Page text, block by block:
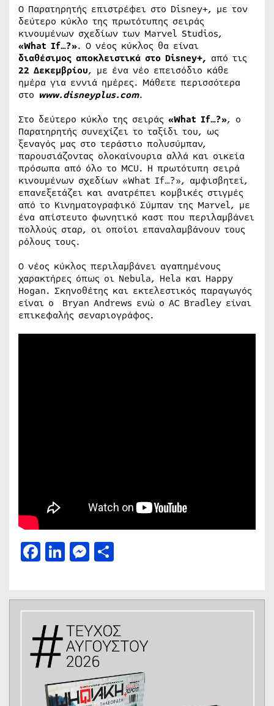
Ο Παρατηρητής επιστρέφει στο Disney+, με τον
δεύτερο κύκλο της πρωτότυπης σειράς
κινουμένων σχεδίων των Marvel Studios,
«What If…?». Ο νέος κύκλος θα είναι
διαθέσιμος αποκλειστικά στο Disney+, από τις
22 Δεκεμβρίου, με ένα νέο επεισόδιο κάθε
ημέρα για εννιά ημέρες. Μάθετε περισσότερα
στο www.disneyplus.com.
Στο δεύτερο κύκλο της σειράς «What If…?», ο
Παρατηρητής συνεχίζει το ταξίδι του, ως
ξεναγός μας στο τεράστιο πολυσύμπαν,
παρουσιάζοντας ολοκαίνουρια αλλά και οικεία
πρόσωπα από όλο το MCU. Η πρωτότυπη σειρά
κινουμένων σχεδίων «What If…?», αμφισβητεί,
επανεξετάζει και ανατρέπει κομβικές στιγμές
από το Κινηματογραφικό Σύμπαν της Marvel, με
ένα απίστευτο φωνητικό καστ που περιλαμβάνει
πολλούς σταρ, οι οποίοι επαναλαμβάνουν τους
ρόλους τους.
Ο νέος κύκλος περιλαμβάνει αγαπημένους
χαρακτήρες όπως οι Nebula, Hela και Happy
Hogan. Σκηνοθέτης και εκτελεστικός παραγωγός
είναι ο Bryan Andrews ενώ ο AC Bradley είναι
επικεφαλής σεναριογράφος.
Facebook
LinkedIn
Messenger